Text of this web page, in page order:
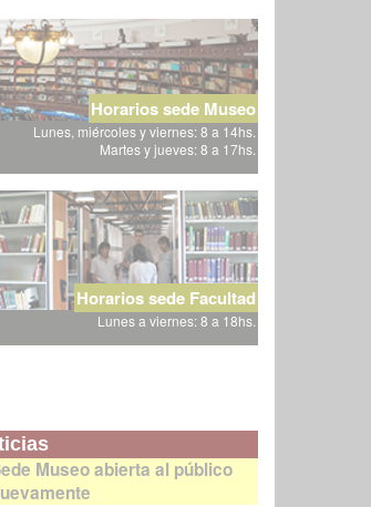
Horarios sede Museo
Lunes, miércoles y viernes: 8 a 14hs.
Martes y jueves: 8 a 17hs.
Horarios sede Facultad
Lunes a viernes: 8 a 18hs.
Museo abierta al público